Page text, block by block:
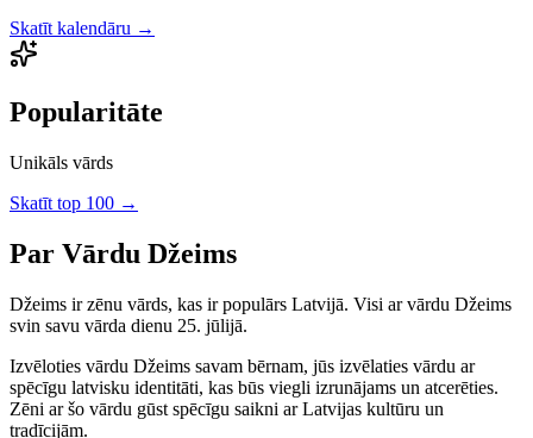
Skatīt kalendāru →
Popularitāte
Unikāls vārds
Skatīt top 100 →
Par Vārdu Džeims
Džeims irzēnu vārds, kas ir populārs Latvijā. Visi ar vārdu Džeims
svin savu vārda dienu 25. jūlijā.
Izvēloties vārdu Džeims savam bērnam, jūs izvēlaties vārdu ar
spēcīgu latvisku identitāti, kas būs viegli izrunājams un atcerēties.
Zēni ar šo vārdu gūst spēcīgu saikni ar Latvijas kultūru un
tradīcijām.